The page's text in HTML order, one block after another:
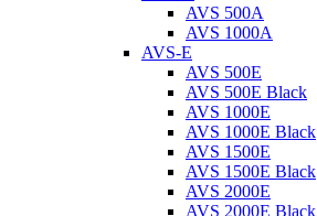
AVS 500A
AVS 1000A
AVS-E
AVS 500E
AVS 500E Black
AVS 1000E
AVS 1000E Black
AVS 1500E
AVS 1500E Black
AVS 2000E
AVS 2000E Black